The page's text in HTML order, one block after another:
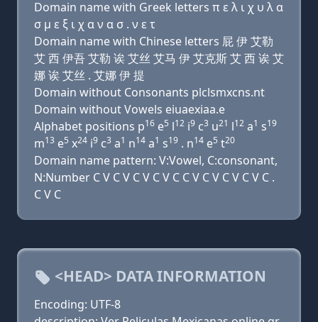
Domain name with Greek letters π ε λ ι χ υ λ α
σ μ ε ξ ι χ α ν α σ . ν ε τ
Domain name with Chinese letters 屁 伊 艾勒
艾 西 伊吾 艾勒 诶 艾丝 艾马 伊 艾克斯 艾 西 诶 艾
娜 诶 艾丝 . 艾娜 伊 提
Domain without Consonants plclsmxcns.nt
Domain without Vowels eiuaexiaa.e
Alphabet positions p16 e5 l12 i9 c3 u21 l12 a1 s19
m13 e5 x24 i9 c3 a1 n14 a1 s19 . n14 e5 t20
Domain name pattern: V:Vowel, C:consonant,
N:Number C V C V C V C V C C V C V C V C V C .
C V C
<HEAD> DATA INFORMATION
Encoding: UTF-8